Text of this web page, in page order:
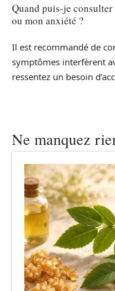
Quand puis-je
ou mon anxiété ?
Il est recommandé de
symptômes interfèrent
ressentez un besoin
Ne manquez